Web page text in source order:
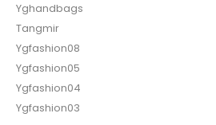
Yghandbags
Tangmir
Ygfashion08
Ygfashion05
Ygfashion04
Ygfashion03